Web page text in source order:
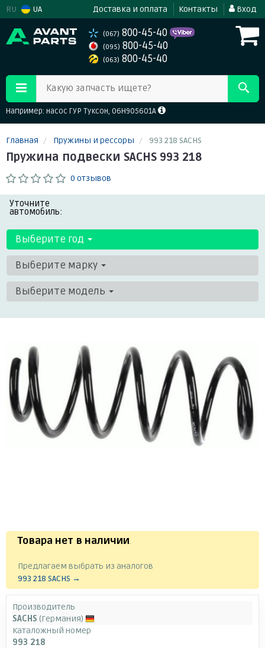
RU UA Доставка и оплата Контакты Вход
(067) 800-45-40
(095) 800-45-40
(063) 800-45-40
Какую запчасть ищете?
Например: насос ГУР Туксон, 06H905601A
Главная Пружины и рессоры 993 218 SACHS
Пружина подвески SACHS 993 218
0 отзывов
Уточните
автомобиль:
Выберите год
Выберите марку
Выберите модель
Товара нет в наличии.
Предлагаем выбрать из аналогов
993 218 SACHS →
Производитель
SACHS (Германия)
Каталожный номер
993 218